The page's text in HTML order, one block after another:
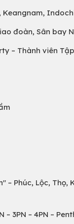
đoàn, Sân bay
– Thành viên
– Phúc, Lộc,
– 3PN – 4PN –